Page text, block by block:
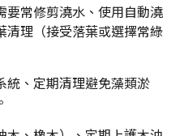
要常修剪澆水、使用自動澆
清理（接受落葉或選擇常綠
統、定期清理避免藻類淤